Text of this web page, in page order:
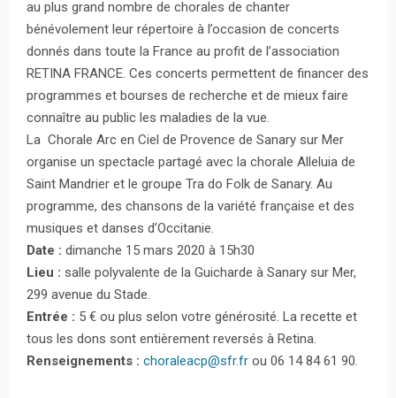
au plus grand nombre de chorales de chanter
bénévolement leur répertoire à l’occasion de concerts
donnés dans toute la France au profit de l’association
RETINA FRANCE. Ces concerts permettent de financer des
programmes et bourses de recherche et de mieux faire
connaître au public les maladies de la vue.
La Chorale Arc en Ciel de Provence de Sanary sur Mer
organise un spectacle partagé avec la chorale Alleluia de
Saint Mandrier et le groupe Tra do Folk de Sanary. Au
programme, des chansons de la variété française et des
musiques et danses d’Occitanie.
Date : dimanche 15 mars 2020 à 15h30
Lieu : salle polyvalente de la Guicharde à Sanary sur Mer,
299 avenue du Stade.
Entrée : 5 € ou plus selon votre générosité. La recette et
tous les dons sont entièrement reversés à Retina.
Renseignements : choraleacp@sfr.fr ou 06 14 84 61 90.